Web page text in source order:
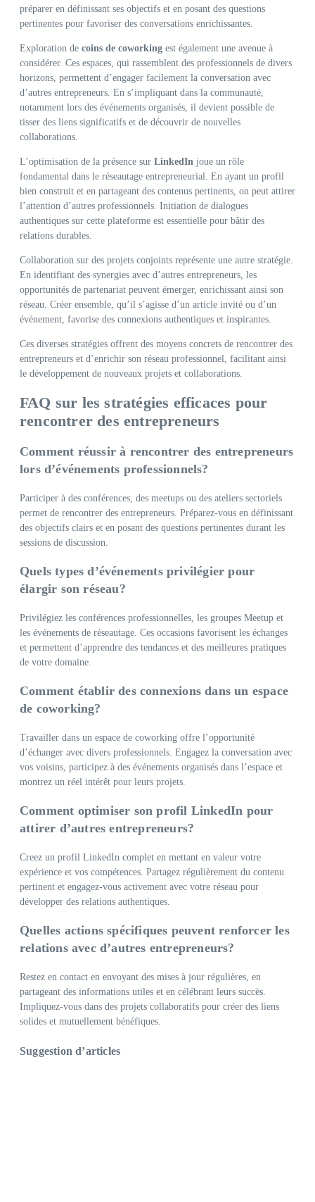
préparer en définissant ses objectifs et en posant des questions
pertinentes pour favoriser des conversations enrichissantes.
Exploration de coins de coworking est également une avenue à
considérer. Ces espaces, qui rassemblent des professionnels de divers
horizons, permettent d’engager facilement la conversation avec
d’autres entrepreneurs. En s’impliquant dans la communauté,
notamment lors des événements organisés, il devient possible de
tisser des liens significatifs et de découvrir de nouvelles
collaborations.
L’optimisation de la présence sur LinkedIn joue un rôle
fondamental dans le réseautage entrepreneurial. En ayant un profil
bien construit et en partageant des contenus pertinents, on peut attirer
l’attention d’autres professionnels. Initiation de dialogues
authentiques sur cette plateforme est essentielle pour bâtir des
relations durables.
Collaboration sur des projets conjoints représente une autre stratégie.
En identifiant des synergies avec d’autres entrepreneurs, les
opportunités de partenariat peuvent émerger, enrichissant ainsi son
réseau. Créer ensemble, qu’il s’agisse d’un article invité ou d’un
événement, favorise des connexions authentiques et inspirantes.
Ces diverses stratégies offrent des moyens concrets de rencontrer des
entrepreneurs et d’enrichir son réseau professionnel, facilitant ainsi
le développement de nouveaux projets et collaborations.
FAQ sur les stratégies efficaces pour
rencontrer des entrepreneurs
Comment réussir à rencontrer des entrepreneurs
lors d’événements professionnels?
Participer à des conférences, des meetups ou des ateliers sectoriels
permet de rencontrer des entrepreneurs. Préparez-vous en définissant
des objectifs clairs et en posant des questions pertinentes durant les
sessions de discussion.
Quels types d’événements privilégier pour
élargir son réseau?
Privilégiez les conférences professionnelles, les groupes Meetup et
les événements de réseautage. Ces occasions favorisent les échanges
et permettent d’apprendre des tendances et des meilleures pratiques
de votre domaine.
Comment établir des connexions dans un espace
de coworking?
Travailler dans un espace de coworking offre l’opportunité
d’échanger avec divers professionnels. Engagez la conversation avec
vos voisins, participez à des événements organisés dans l’espace et
montrez un réel intérêt pour leurs projets.
Comment optimiser son profil LinkedIn pour
attirer d’autres entrepreneurs?
Creez un profil LinkedIn complet en mettant en valeur votre
expérience et vos compétences. Partagez régulièrement du contenu
pertinent et engagez-vous activement avec votre réseau pour
développer des relations authentiques.
Quelles actions spécifiques peuvent renforcer les
relations avec d’autres entrepreneurs?
Restez en contact en envoyant des mises à jour régulières, en
partageant des informations utiles et en célébrant leurs succès.
Impliquez-vous dans des projets collaboratifs pour créer des liens
solides et mutuellement bénéfiques.
Suggestion d’articles